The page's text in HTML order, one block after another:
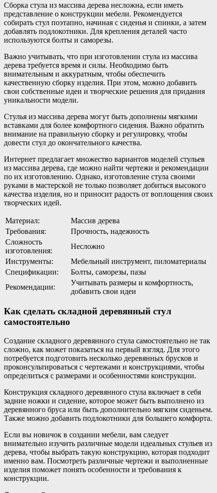
Сборка стула из массива дерева несложна, если иметь
представление о конструкции мебели. Рекомендуется
собирать стул поэтапно, начиная с сиденья и спинки, а затем
добавлять подлокотники. Для крепления деталей часто
используются болты и саморезы.
Важно учитывать, что при изготовлении стула из массива
дерева требуется время и силы. Необходимо быть
внимательным и аккуратным, чтобы обеспечить
качественную сборку изделия. При этом, можно добавить
свои собственные идеи и творческие решения для придания
уникальности модели.
Стулья из массива дерева могут быть дополнены мягкими
вставками для более комфортного сидения. Важно обратить
внимание на правильную сборку и регулировку, чтобы
довести стул до окончательного качества.
Интернет предлагает множество вариантов моделей стульев
из массива дерева, где можно найти чертежи и рекомендации
по их изготовлению. Однако, изготовление стула своими
руками в мастерской не только позволяет добиться высокого
качества изделия, но и приносит радость от воплощения своих
творческих идей.
Материал:
Массив дерева
Требования:
Прочность, надежность
Сложность
изготовления:
Несложно
Инструменты:
Мебельный инструмент, пиломатериалы
Спецификации:
Болты, саморезы, пазы
Рекомендации:
Учитывать размеры и комфортность,
добавить свои идеи
Как сделать складной деревянный стул
самостоятельно
Создание складного деревянного стула самостоятельно не так
сложно, как может показаться на первый взгляд. Для этого
потребуется подготовить несколько деревянных брусков и
проконсультироваться с чертежами и конструкциями, чтобы
определиться с размерами и особенностями конструкции.
Конструкция складного деревянного стула включает в себя
задние ножки и сидение, которое может быть выполнено из
деревянного бруса или быть дополнительно мягким сиденьем.
Также можно добавить подлокотники для большего комфорта.
Если вы новичок в создании мебели, вам следует
внимательно изучить различные модели идеальных стульев из
дерева, чтобы выбрать такую конструкцию, которая подходит
именно вам. Посмотреть различные чертежи и выполненные
изделия поможет понять особенности и требования к
конструкции.